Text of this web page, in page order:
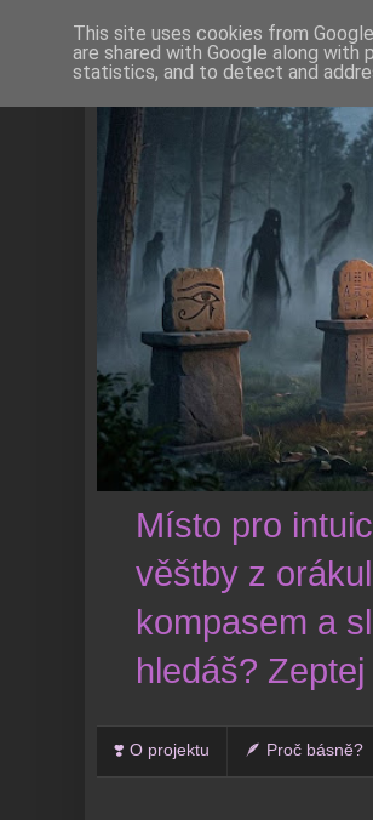
Místo pro
věštby z
kompasem a
hledáš? Zeptej
❣️ O projektu 🪶 Proč básně?
This site uses cookies from
are shared with Google along
statistics, and to detect and